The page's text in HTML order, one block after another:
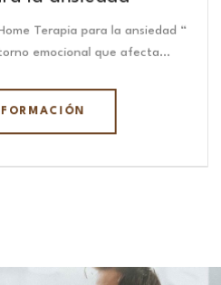
Terapia para la ansiedad “
emocional que afecta…